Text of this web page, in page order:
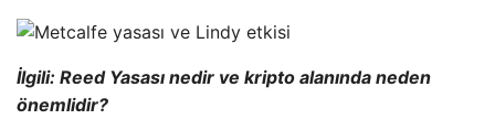
İlgili: Reed Yasası nedir ve kripto alanında neden
önemlidir?